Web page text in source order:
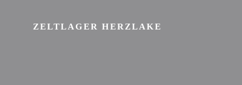
ZELTLAGER HERZLAKE